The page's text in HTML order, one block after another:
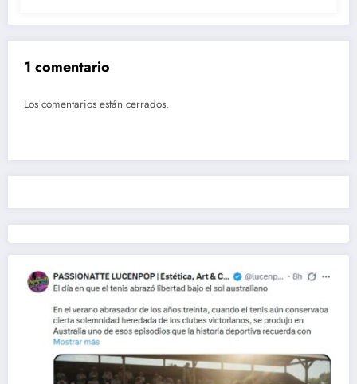
1 comentario
Los comentarios están cerrados.